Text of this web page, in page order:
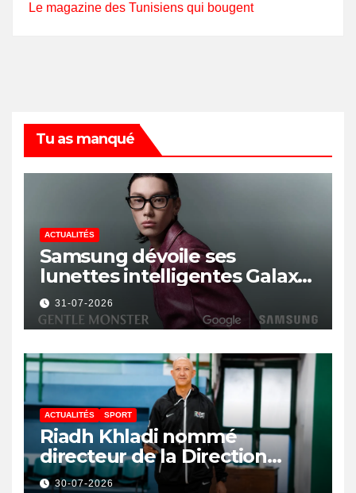
Le magazine des Tunisiens qui bougent
Tu as manqué
ACTUALITÉS
Samsung dévoile ses
lunettes intelligentes Galaxy
avec IA et Gemini
31-07-2026
ACTUALITÉS SPORT
Riadh Khladi nommé
directeur de la Direction
Nationale de l’Arbitrage
30-07-2026